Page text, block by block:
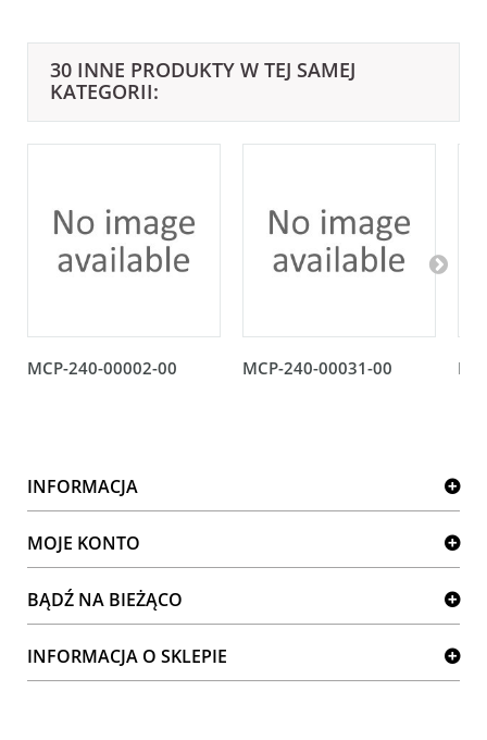
30 INNE PRODUKTY W TEJ SAMEJ
KATEGORII:
MCP-240-00002-00 MCP-240-00031-00
INFORMACJA
MOJE KONTO
BĄDŹ NA BIEŻĄCO
INFORMACJA O SKLEPIE